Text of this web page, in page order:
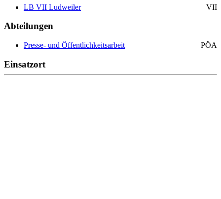
LB VII Ludweiler VII
Abteilungen
Presse- und Öffentlichkeitsarbeit PÖA
Einsatzort